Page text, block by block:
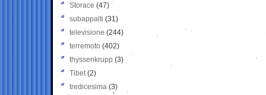
Storace (47)
subappalti (31)
televisione(244)
terremoto (402)
thyssenkrupp (3)
Tibet(2)
tredicesima (3)